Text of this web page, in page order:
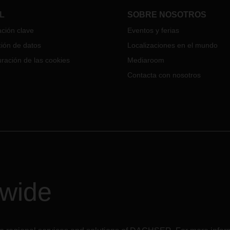
clave
de datos
de las cookies
SOBRE NOSOTROS
Eventos y ferias
Localizaciones en el mundo
Mediaroom
Contacta con nosotros